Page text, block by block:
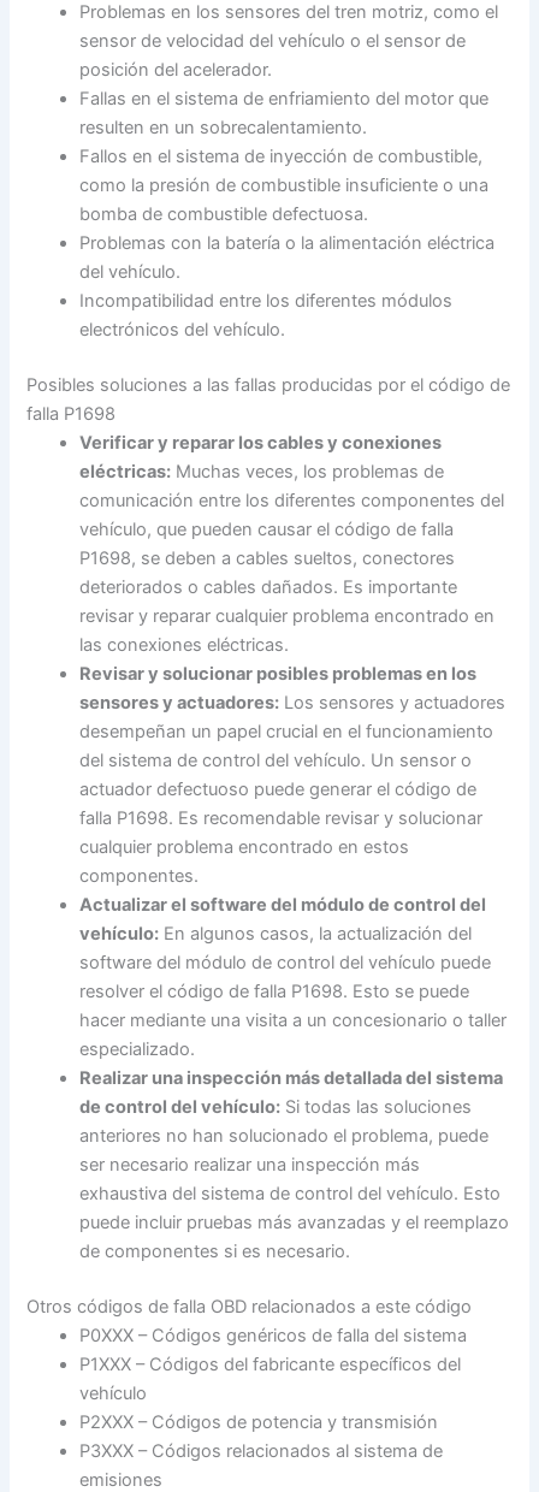
Problemas en los sensores del tren motriz, como el
sensor de velocidad del vehículo o el sensor de
posición del acelerador.
Fallas en el sistema de enfriamiento del motor que
resulten en un sobrecalentamiento.
Fallos en el sistema de inyección de combustible,
como la presión de combustible insuficiente o una
bomba de combustible defectuosa.
Problemas con la batería o la alimentación eléctrica
del vehículo.
Incompatibilidad entre los diferentes módulos
electrónicos del vehículo.
Posibles soluciones a las fallas producidas por el código de
falla P1698
Verificar y reparar los cables y conexiones
eléctricas: Muchas veces, los problemas de
comunicación entre los diferentes componentes del
vehículo, que pueden causar el código de falla
P1698, se deben a cables sueltos, conectores
deteriorados o cables dañados. Es importante
revisar y reparar cualquier problema encontrado en
las conexiones eléctricas.
Revisar y solucionar posibles problemas en los
sensores y actuadores: Los sensores y actuadores
desempeñan un papel crucial en el funcionamiento
del sistema de control del vehículo. Un sensor o
actuador defectuoso puede generar el código de
falla P1698. Es recomendable revisar y solucionar
cualquier problema encontrado en estos
componentes.
Actualizar el software del módulo de control del
vehículo: En algunos casos, la actualización del
software del módulo de control del vehículo puede
resolver el código de falla P1698. Esto se puede
hacer mediante una visita a un concesionario o taller
especializado.
Realizar una inspección más detallada del sistema
de control del vehículo: Si todas las soluciones
anteriores no han solucionado el problema, puede
ser necesario realizar una inspección más
exhaustiva del sistema de control del vehículo. Esto
puede incluir pruebas más avanzadas y el reemplazo
de componentes si es necesario.
Otros códigos de falla OBD relacionados a este código
P0XXX – Códigos genéricos de falla del sistema
P1XXX – Códigos del fabricante específicos del
vehículo
P2XXX – Códigos de potencia y transmisión
P3XXX – Códigos relacionados al sistema de
emisiones